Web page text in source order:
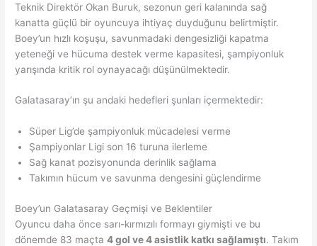
Teknik Direktör Okan Buruk, sezonun geri kalanında sağ
kanatta güçlü bir oyuncuya ihtiyaç duyduğunu belirtmiştir.
Boey’un hızlı koşuşu, savunmadaki dengesizliği kapatma
yeteneği ve hücuma destek verme kapasitesi, şampiyonluk
yarışında kritik rol oynayacağı düşünülmektedir.
Galatasaray’ın şu andaki hedefleri şunları içermektedir:
Süper Lig’de şampiyonluk mücadelesi verme
Şampiyonlar Ligi son 16 turuna ilerleme
Sağ kanat pozisyonunda derinlik sağlama
Takımın hücum ve savunma dengesini güçlendirme
Boey’un Galatasaray Geçmişi ve Beklentiler
Oyuncu daha önce sarı-kırmızılı formayı giymişti ve bu
dönemde 83 maçta4 gol ve 4 asistlik katkı sağlamıştı. Takım